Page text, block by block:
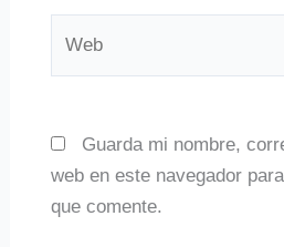
Guarda mi nombre,
web en este navegador
que comente.